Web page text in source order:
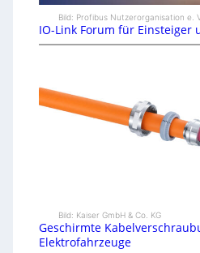
Bild: Profibus Nutzerorganisation e.
IO-Link Forum für Einsteiger
Bild: Kaiser GmbH & Co. KG
Geschirmte
Elektrofahrzeuge